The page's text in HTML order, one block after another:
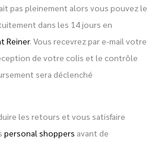
pas pleinement alors vous pouvez le
dans les 14 jours en
Reiner. Vous recevrez par e-mail votre
de votre colis et le contrôle
sera déclenché
les retours et vous satisfaire
personal shoppers avant de